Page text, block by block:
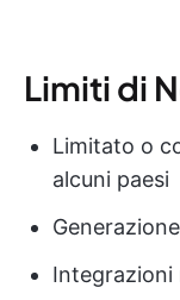
Limiti di
Limitato o
alcuni paesi
Integrazioni